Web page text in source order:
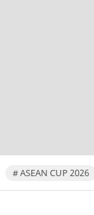
# ASEAN CUP 2026